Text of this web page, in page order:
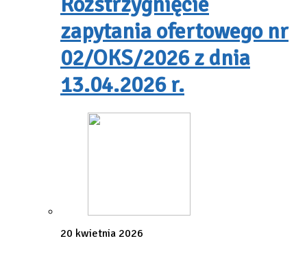
zapytania ofertowego nr
02/OKS/2026 z dnia
13.04.2026 r.
20 kwietnia 2026